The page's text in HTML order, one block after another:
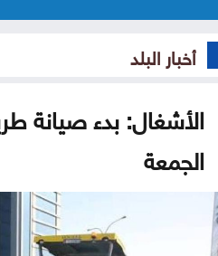
أخبار البلد
الأشغال: بدء صيانة
الجمعة